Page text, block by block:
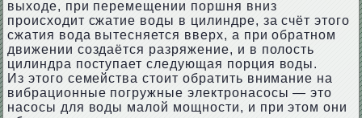
выходе, при перемещении поршня вниз
происходит сжатие воды в цилиндре, за счёт этого
сжатия вода вытесняется вверх, а при обратном
движении создаётся разряжение, и в полость
цилиндра поступает следующая порция воды.
Из этого семейства стоит обратить внимание на
вибрационные погружные электронасосы — это
насосы для воды малой мощности, и при этом они